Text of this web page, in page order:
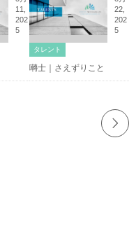
11,
202
5
22,
202
5
タレント
囀士｜さえずりこと